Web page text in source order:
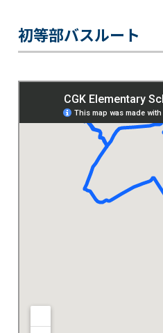
初等部バスルート